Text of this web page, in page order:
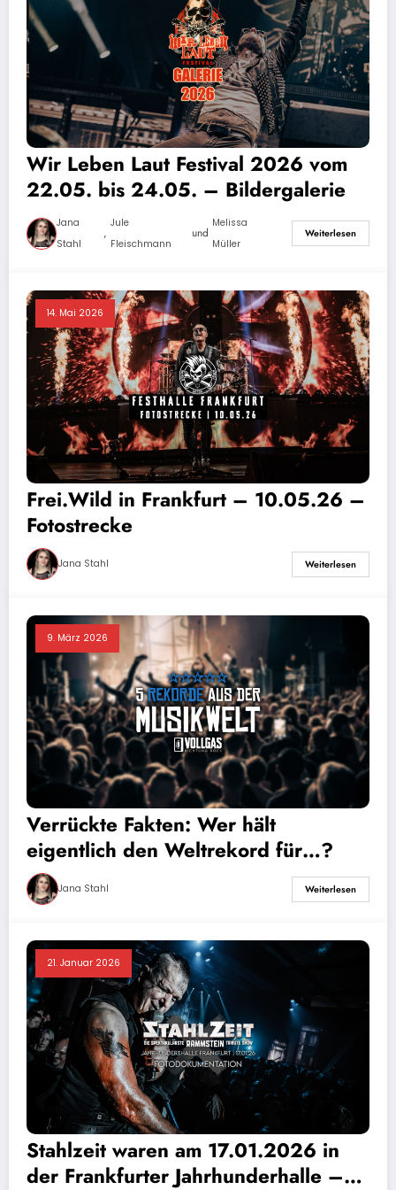
Wir Leben Laut Festival 2026 vom
22.05. bis 24.05. – Bildergalerie
Jana
Stahl
,
Jule
Fleischmann
und
Melissa
Müller
Weiterlesen
14. Mai 2026
Frei.Wild in Frankfurt – 10.05.26 –
Fotostrecke
Jana Stahl Weiterlesen
9. März 2026
Verrückte Fakten: Wer hält
eigentlich den Weltrekord für…?
Jana Stahl Weiterlesen
21. Januar 2026
Stahlzeit waren am 17.01.2026 in
der Frankfurter Jahrhunderhalle –